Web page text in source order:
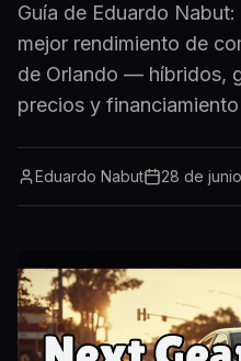
Guía de Eduardo
mejor rendimiento de
de Orlando — híbridos,
precios y
Eduardo Nabut 28 de